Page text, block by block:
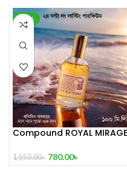
-50%
Compound ROYAL MIRAGE
mL
1,550.00৳ 780.00৳